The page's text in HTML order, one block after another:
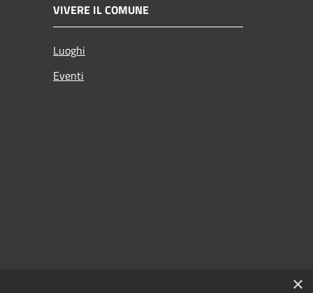
VIVERE IL COMUNE
Luoghi
Eventi
×